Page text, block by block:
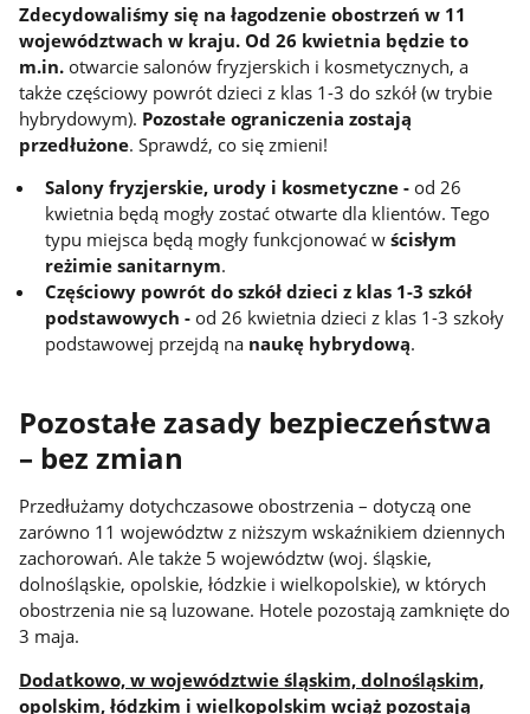
Zdecydowaliśmy się na łagodzenie obostrzeń w 11
województwach w kraju. Od 26 kwietnia będzie to
m.in.otwarcie salonów fryzjerskich i kosmetycznych, a
także częściowy powrót dzieci z klas 1-3 do szkół (w trybie
hybrydowym). Pozostałe ograniczenia zostają
przedłużone. Sprawdź, co się zmieni!
Salony fryzjerskie, urody i kosmetyczne -od 26
kwietnia będą mogły zostać otwarte dla klientów. Tego
typu miejsca będą mogły funkcjonować wścisłym
reżimie sanitarnym.
Częściowy powrót do szkół dzieci z klas 1-3 szkół
podstawowych -od 26 kwietnia dzieci z klas 1-3 szkoły
podstawowej przejdą na naukę hybrydową.
Pozostałe zasady bezpieczeństwa
– bez zmian
Przedłużamy dotychczasowe obostrzenia – dotyczą one
zarówno 11 województw z niższym wskaźnikiem dziennych
zachorowań. Ale także 5 województw (woj. śląskie,
dolnośląskie, opolskie, łódzkie i wielkopolskie), w których
obostrzenia nie są luzowane. Hotele pozostają zamknięte do
3 maja.
Dodatkowo, w województwie śląskim, dolnośląskim,
opolskim, łódzkim i wielkopolskim wciąż pozostają